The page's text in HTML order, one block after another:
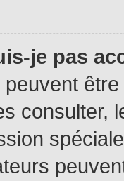
je pas
consulter,